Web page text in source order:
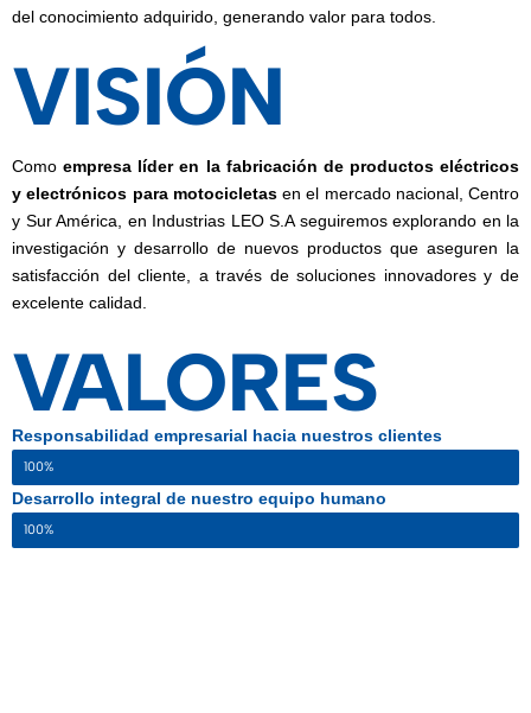
del conocimiento adquirido, generando valor para todos.
VISIÓN
Comoempresa líder en la fabricación de productos eléctricos
y electrónicos para motocicletasen el mercado nacional, Centro
y Sur América, en Industrias LEO S.A seguiremos explorando en la
investigación y desarrollo de nuevos productos que aseguren la
satisfacción del cliente, a través de soluciones innovadores y de
excelente calidad.
VALORES
Responsabilidad empresarial hacia nuestros clientes
100%
Desarrollo integral de nuestro equipo humano
100%